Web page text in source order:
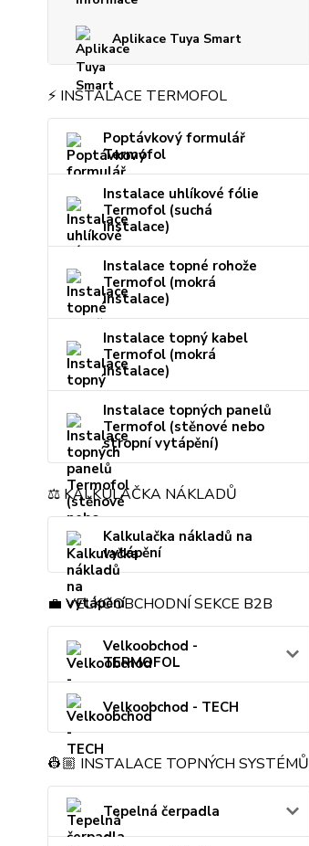
Aplikace Tuya Smart
⚡ INSTALACE TERMOFOL
Poptávkový formulář
Termofol
Instalace uhlíkové fólie
Termofol (suchá
instalace)
Instalace topné rohože
Termofol (mokrá
instalace)
Instalace topný kabel
Termofol (mokrá
instalace)
Instalace topných panelů
Termofol (stěnové nebo
stropní vytápění)
⚖️ KALKULAČKA NÁKLADŮ
Kalkulačka nákladů na
vytápění
💼 VELKOOBCHODNÍ SEKCE B2B
Velkoobchod -
TERMOFOL
Velkoobchod - TECH
👷🏼 INSTALACE TOPNÝCH SYSTÉMŮ
Tepelná čerpadla